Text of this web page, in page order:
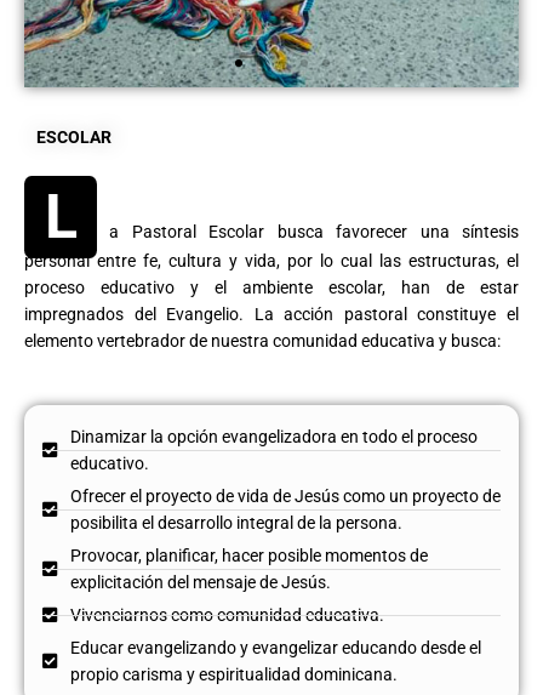
ESCO
ESCOLAR
L
a Pastoral Escolar busca favorecer una síntesis
personal entre fe, cultura y vida, por lo cual las estructuras, el
proceso educativo y el ambiente escolar, han de estar
impregnados del Evangelio. La acción pastoral constituye el
elemento vertebrador de nuestra comunidad educativa y busca:
Dinamizar la opción evangelizadora en todo el proceso
educativo.
Ofrecer el proyecto de vida de Jesús como un proyecto de
posibilita el desarrollo integral de la persona.
Provocar, planificar, hacer posible momentos de
explicitación del mensaje de Jesús.
Vivenciarnos como comunidad educativa.
Educar evangelizando y evangelizar educando desde el
propio carisma y espiritualidad dominicana.